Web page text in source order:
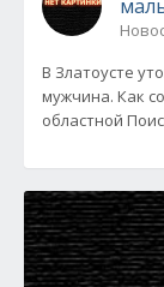
В Златоусте
мужчина. Как
областной